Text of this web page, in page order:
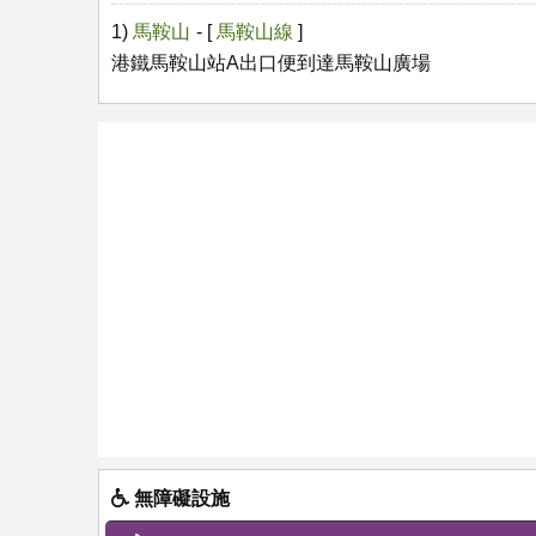
1) 馬鞍山 - [ 馬鞍山線 ]
港鐵馬鞍山站A出口便到達馬鞍山廣場
無障礙設施